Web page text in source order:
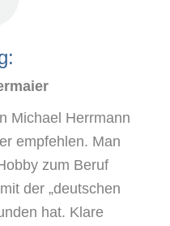
Michael Herrmann
empfehlen. Man
zum Beruf
der „deutschen
hat. Klare